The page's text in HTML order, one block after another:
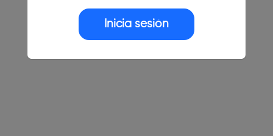
Inicia sesión